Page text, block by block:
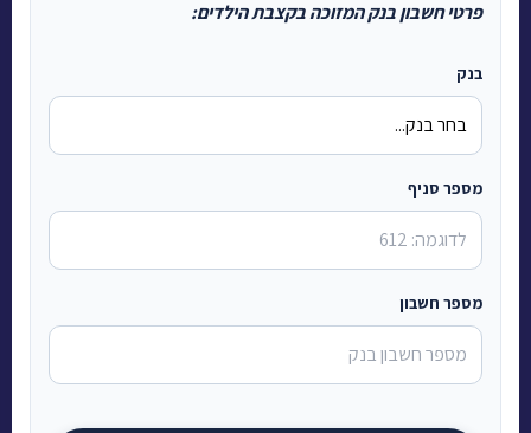
פרטי חשבון בנק המזוכה בקצבת הילדים:
בנק
מספר סניף
מספר חשבון